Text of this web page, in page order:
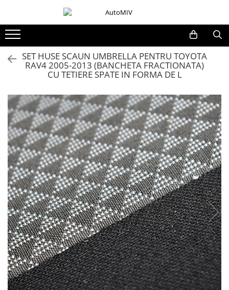
Oferta Saptamanii
Butoane
Bloc Lumini
Butoane Reglare Oglinzi
Seturi Butoane
Butoane Blocare/Deblocare
Buton Frana
Buton Clapeta Rezervor
Buton Portbagaj
Alte Butoane/Comutatoare
Butoane Semnalizare
Schimbatoare Viteze
Accesorii Auto
Accesorii Auto Exterior
Husa Auto / Prelata Auto
SET HUSE SCAUN UMBRELLA PENTRU TOYOTA
RAV4 2005-2013 (BANCHETA FRACTIONATA)
CU TETIERE SPATE IN FORMA DE L